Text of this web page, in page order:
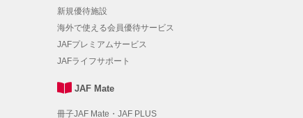
新規優待施設
海外で使える会員優待サービス
JAFプレミアムサービス
JAFライフサポート
JAF Mate
冊子JAF Mate・JAF PLUS